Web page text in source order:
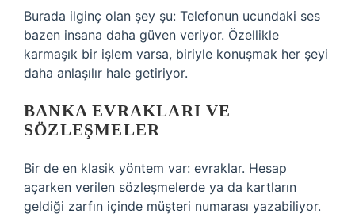
Burada ilginç olan şey şu: Telefonun ucundaki ses
bazen insana daha güven veriyor. Özellikle
karmaşık bir işlem varsa, biriyle konuşmak her şeyi
daha anlaşılır hale getiriyor.
BANKA EVRAKLARI VE
SÖZLEŞMELER
Bir de en klasik yöntem var: evraklar. Hesap
açarken verilen sözleşmelerde ya da kartların
geldiği zarfın içinde müşteri numarası yazabiliyor.